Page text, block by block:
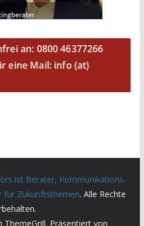
an: 0800 46377266
eine Mail: info (at)
ist Berater, Kommunikations-
für Zukunftsthemen. Alle Rechte
ThemeGrill. Präsentiert von